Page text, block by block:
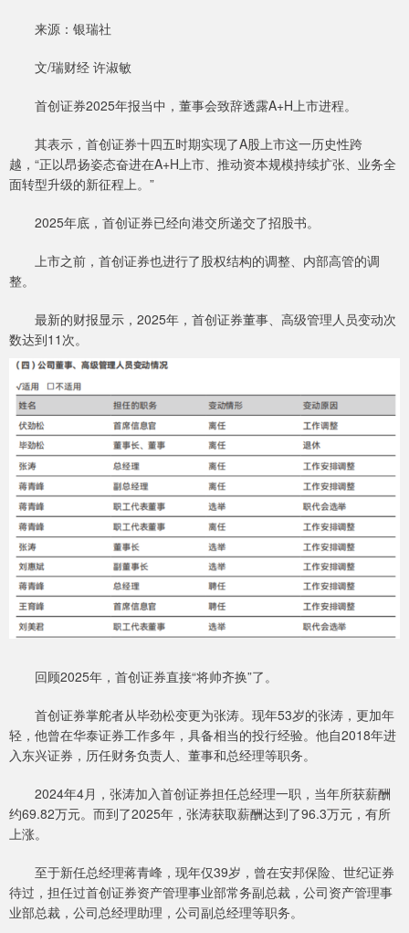
来源：银瑞社
文/瑞财经 许淑敏
首创证券2025年报当中，董事会致辞透露A+H上市进程。
其表示，首创证券十四五时期实现了A股上市这一历史性跨
越，“正以昂扬姿态奋进在A+H上市、推动资本规模持续扩张、业务全
面转型升级的新征程上。”
2025年底，首创证券已经向港交所递交了招股书。
上市之前，首创证券也进行了股权结构的调整、内部高管的调
整。
最新的财报显示，2025年，首创证券董事、高级管理人员变动次
数达到11次。
回顾2025年，首创证券直接“将帅齐换”了。
首创证券掌舵者从毕劲松变更为张涛。现年53岁的张涛，更加年
轻，他曾在华泰证券工作多年，具备相当的投行经验。他自2018年进
入东兴证券，历任财务负责人、董事和总经理等职务。
2024年4月，张涛加入首创证券担任总经理一职，当年所获薪酬
约69.82万元。而到了2025年，张涛获取薪酬达到了96.3万元，有所
上涨。
至于新任总经理蒋青峰，现年仅39岁，曾在安邦保险、世纪证券
待过，担任过首创证券资产管理事业部常务副总裁，公司资产管理事
业部总裁，公司总经理助理，公司副总经理等职务。